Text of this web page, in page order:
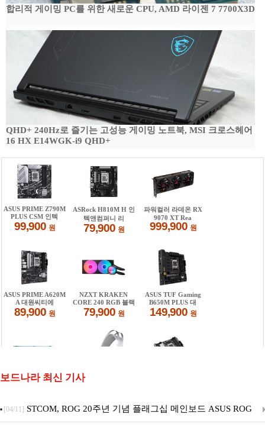
합리적 게이밍 PC를 위한 새로운 CPU, AMD 라이젠 7 7700X3D
QHD+ 240Hz로 즐기는 고성능 게이밍 노트북, MSI 크로스헤어
16 HX E14WGK-i9 QHD+
보드나라 최신 기사
[04/11] STCOM, ROG 20주년 기념 플래그십 메인보드 ASUS ROG